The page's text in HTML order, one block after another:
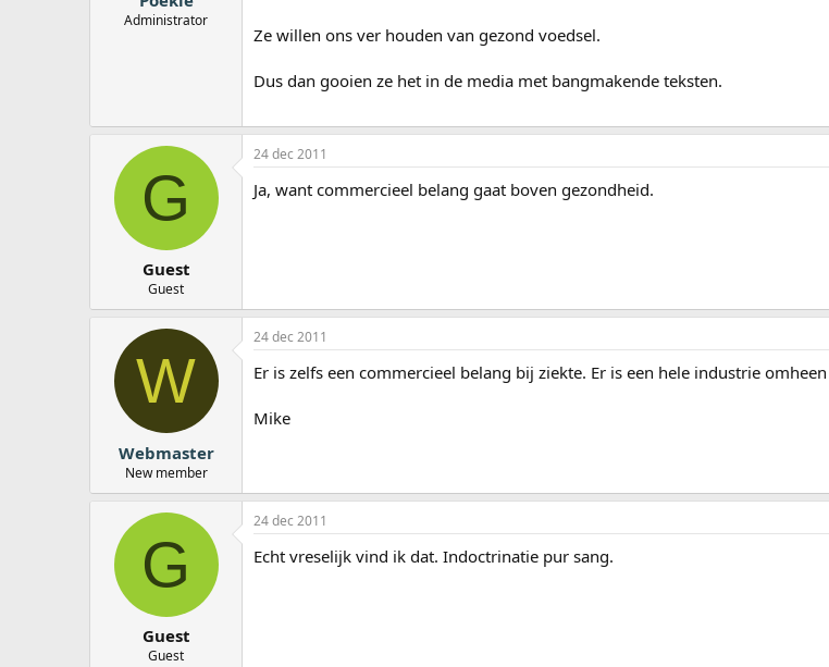
Administrator
Ze willen ons ver houden van gezond voedsel.
Dus dan gooien ze het in de media met bangmakende teksten.
G
Guest
Guest
24 dec 2011
Ja, want commercieel belang gaat boven gezondheid.
W
Webmaster
New member
24 dec 2011
Er is zelfs een commercieel belang bij ziekte. Er is een hele industrie
Mike
G
Guest
Guest
24 dec 2011
Echt vreselijk vind ik dat. Indoctrinatie pur sang.